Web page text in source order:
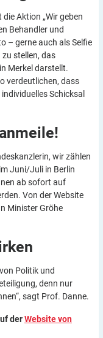
Aktion „Wir geben
Behandler und
– gerne auch als Selfie
stellen, das
Merkel darstellt.
verdeutlichen, dass
Schicksal
wir zählen
Juni/Juli in Berlin
ab sofort auf
Von der Website
Minister Gröhe
Politik und
denn nur
sagt Prof. Danne.
derWebsite von